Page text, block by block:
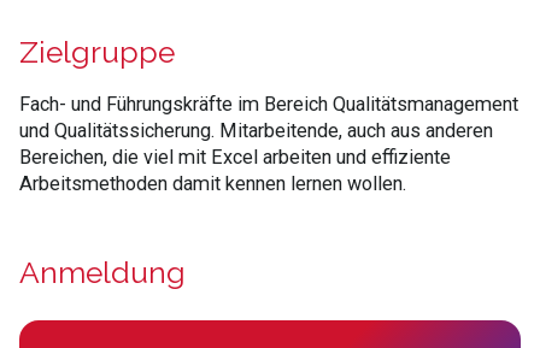
Zielgruppe
Fach- und Führungskräfte im Bereich Qualitätsmanagement
und Qualitätssicherung. Mitarbeitende, auch aus anderen
Bereichen, die viel mit Excel arbeiten und effiziente
Arbeitsmethoden damit kennen lernen wollen.
Anmeldung